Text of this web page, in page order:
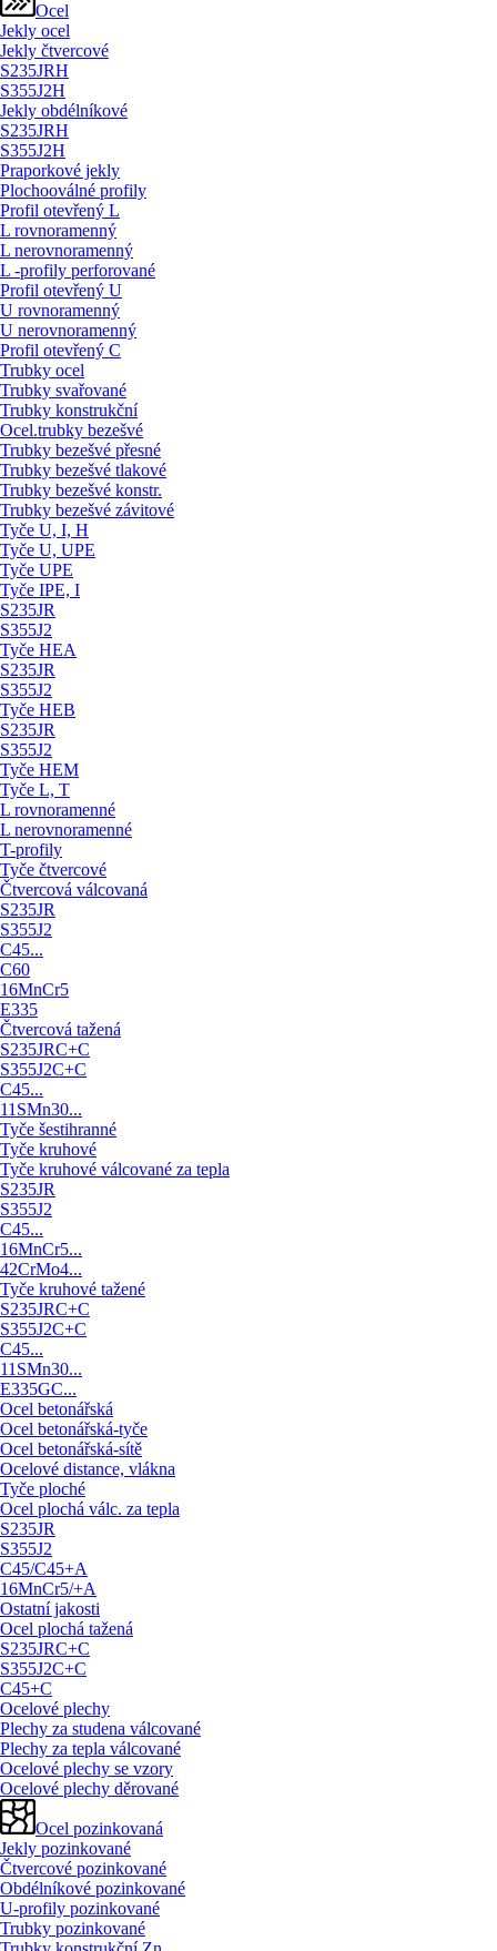
Ocel
Jekly ocel
Jekly čtvercové
S235JRH
S355J2H
Jekly obdélníkové
S235JRH
S355J2H
Praporkové jekly
Plochooválné profily
Profil otevřený L
L rovnoramenný
L nerovnoramenný
L -profily perforované
Profil otevřený U
U rovnoramenný
U nerovnoramenný
Profil otevřený C
Trubky ocel
Trubky svařované
Trubky konstrukční
Ocel.trubky bezešvé
Trubky bezešvé přesné
Trubky bezešvé tlakové
Trubky bezešvé konstr.
Trubky bezešvé závitové
Tyče U, I, H
Tyče U, UPE
Tyče UPE
Tyče IPE, I
S235JR
S355J2
Tyče HEA
S235JR
S355J2
Tyče HEB
S235JR
S355J2
Tyče HEM
Tyče L, T
L rovnoramenné
L nerovnoramenné
T-profily
Tyče čtvercové
Čtvercová válcovaná
S235JR
S355J2
C45...
C60
16MnCr5
E335
Čtvercová tažená
S235JRC+C
S355J2C+C
C45...
11SMn30...
Tyče šestihranné
Tyče kruhové
Tyče kruhové válcované za tepla
S235JR
S355J2
C45...
16MnCr5...
42CrMo4...
Tyče kruhové tažené
S235JRC+C
S355J2C+C
C45...
11SMn30...
E335GC...
Ocel betonářská
Ocel betonářská-tyče
Ocel betonářská-sítě
Ocelové distance, vlákna
Tyče ploché
Ocel plochá válc. za tepla
S235JR
S355J2
C45/C45+A
16MnCr5/+A
Ostatní jakosti
Ocel plochá tažená
S235JRC+C
S355J2C+C
C45+C
Ocelové plechy
Plechy za studena válcované
Plechy za tepla válcované
Ocelové plechy se vzory
Ocelové plechy děrované
Ocel pozinkovaná
Jekly pozinkované
Čtvercové pozinkované
Obdélníkové pozinkované
U-profily pozinkované
Trubky pozinkované